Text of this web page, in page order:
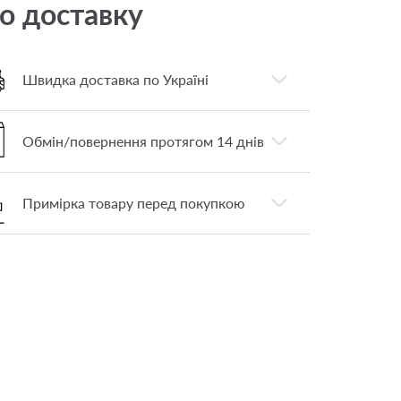
доставку
Швидка доставка по Україні
Обмін/повернення протягом 14 днів
Примірка товару перед покупкою